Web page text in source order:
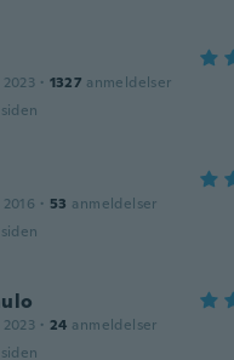
· 1327 anmeldelser
· 53 anmeldelser
· 24 anmeldelser